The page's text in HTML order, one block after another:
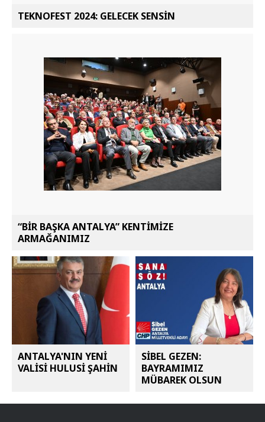
TEKNOFEST 2024: GELECEK SENSİN
“BİR BAŞKA ANTALYA” KENTİMİZE
ARMAĞANIMIZ
ANTALYA'NIN YENİ
VALİSİ HULUSİ ŞAHİN
SİBEL GEZEN:
BAYRAMIMIZ
MÜBAREK OLSUN